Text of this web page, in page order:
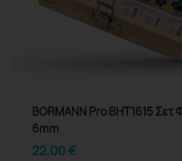
BORMANN Pro BHT1615 Σετ
6mm
22.00€